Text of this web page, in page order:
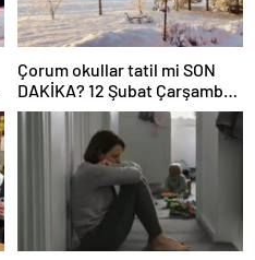
Çorum okullar tatil mi SON
DAKİKA? 12 Şubat Çarşamba
Çorum’da okul yok mu (Çorum
Valiliği Açıklaması – KAR
TATİLİ)?